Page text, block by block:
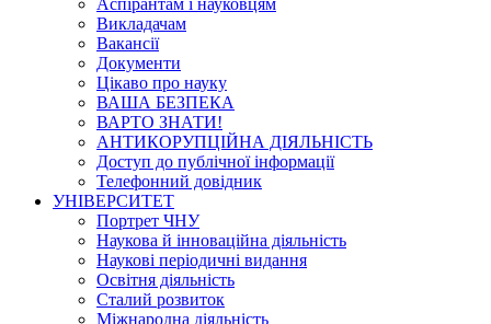
Викладачам
Вакансії
Документи
Цікаво про науку
ВАША БЕЗПЕКА
ВАРТО ЗНАТИ!
АНТИКОРУПЦІЙНА ДІЯЛЬНІСТЬ
Доступ до публічної інформації
Телефонний довідник
УНІВЕРСИТЕТ
Портрет ЧНУ
Наукова й інноваційна діяльність
Наукові періодичні видання
Освітня діяльність
Сталий розвиток
Міжнародна діяльність